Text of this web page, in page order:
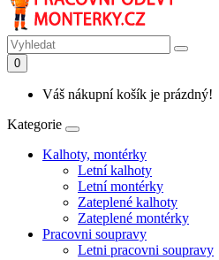
0
Váš nákupní košík je prázdný!
Kategorie
Kalhoty, montérky
Letní kalhoty
Letní montérky
Zateplené kalhoty
Zateplené montérky
Pracovni soupravy
Letni pracovni soupravy